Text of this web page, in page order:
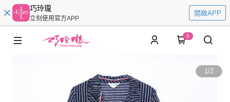
巧玲瓏
立刻使用官方APP
開啟APP
0
1/2